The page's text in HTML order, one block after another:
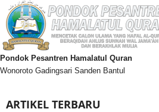
Pondok Pesantren Hamalatul Quran
Wonoroto Gadingsari Sanden Bantul
ARTIKEL TERBARU